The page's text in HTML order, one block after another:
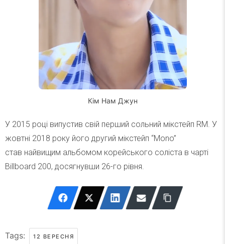
Кім Нам Джун
У 2015 році випустив свій перший сольний мікстейп RM. У
жовтні 2018 року його другий мікстейп “Mono”
став найвищим альбомом корейського соліста в чарті
Billboard 200, досягнувши 26-го рівня.
Tags: 12 ВЕРЕСНЯ